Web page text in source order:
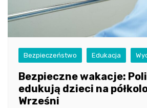
Bezpieczeństwo Edukacja
Bezpieczne wakacje:
edukują dzieci na
Wrześni